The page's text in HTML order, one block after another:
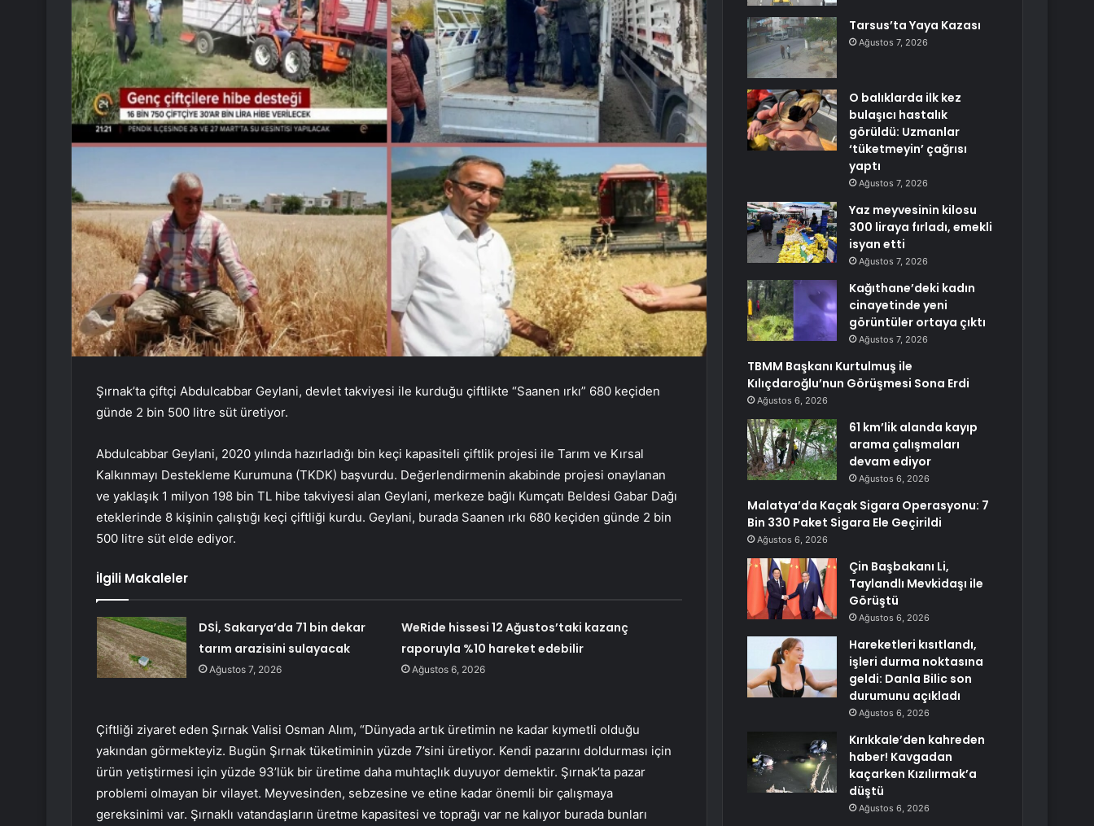
Şırnak’ta çiftçi Abdulcabbar Geylani, devlet takviyesi ile kurduğu çiftlikte “Saanen ırkı” 680 keçiden
günde 2 bin 500 litre süt üretiyor.
Abdulcabbar Geylani, 2020 yılında hazırladığı bin keçi kapasiteli çiftlik projesi ile Tarım ve Kırsal
Kalkınmayı Destekleme Kurumuna (TKDK) başvurdu. Değerlendirmenin akabinde projesi onaylanan
ve yaklaşık 1 milyon 198 bin TL hibe takviyesi alan Geylani, merkeze bağlı Kumçatı Beldesi Gabar Dağı
eteklerinde 8 kişinin çalıştığı keçi çiftliği kurdu. Geylani, burada Saanen ırkı 680 keçiden günde 2 bin
500 litre süt elde ediyor.
İlgili Makaleler
DSİ, Sakarya’da 71 bin dekar
tarım arazisini sulayacak
Ağustos 7, 2026
WeRide hissesi 12 Ağustos’taki kazanç
raporuyla %10 hareket edebilir
Ağustos 6, 2026
Çiftliği ziyaret eden Şırnak Valisi Osman Alım, “Dünyada artık üretimin ne kadar kıymetli olduğu
yakından görmekteyiz. Bugün Şırnak tüketiminin yüzde 7’sini üretiyor. Kendi pazarını doldurması için
ürün yetiştirmesi için yüzde 93’lük bir üretime daha muhtaçlık duyuyor demektir. Şırnak’ta pazar
problemi olmayan bir vilayet. Meyvesinden, sebzesine ve etine kadar önemli bir çalışmaya
gereksinimi var. Şırnaklı vatandaşların üretme kapasitesi ve toprağı var ne kalıyor burada bunları
Tarsus’ta Yaya Kazası
Ağustos 7, 2026
O balıklarda ilk kez
bulaşıcı hastalık
görüldü: Uzmanlar
‘tüketmeyin’ çağrısı
yaptı
Ağustos 7, 2026
Yaz meyvesinin kilosu
300 liraya fırladı, emekli
isyan etti
Ağustos 7, 2026
Kağıthane’deki kadın
cinayetinde yeni
görüntüler ortaya çıktı
Ağustos 7, 2026
TBMM Başkanı Kurtulmuş ile
Kılıçdaroğlu’nun Görüşmesi Sona Erdi
Ağustos 6, 2026
61 km’lik alanda kayıp
arama çalışmaları
devam ediyor
Ağustos 6, 2026
Malatya’da Kaçak Sigara Operasyonu: 7
Bin 330 Paket Sigara Ele Geçirildi
Ağustos 6, 2026
Çin Başbakanı Li,
Taylandlı Mevkidaşı ile
Görüştü
Ağustos 6, 2026
Hareketleri kısıtlandı,
işleri durma noktasına
geldi: Danla Bilic son
durumunu açıkladı
Ağustos 6, 2026
Kırıkkale’den kahreden
haber! Kavgadan
kaçarken Kızılırmak’a
düştü
Ağustos 6, 2026